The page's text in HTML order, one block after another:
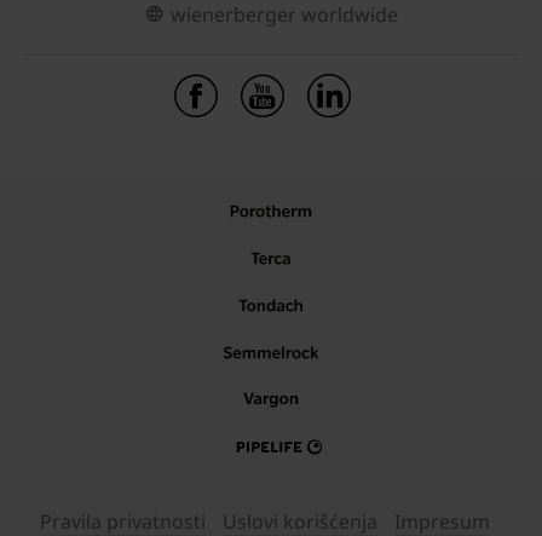
wienerberger worldwide
Pravila privatnosti Uslovi korišćenja Impresum